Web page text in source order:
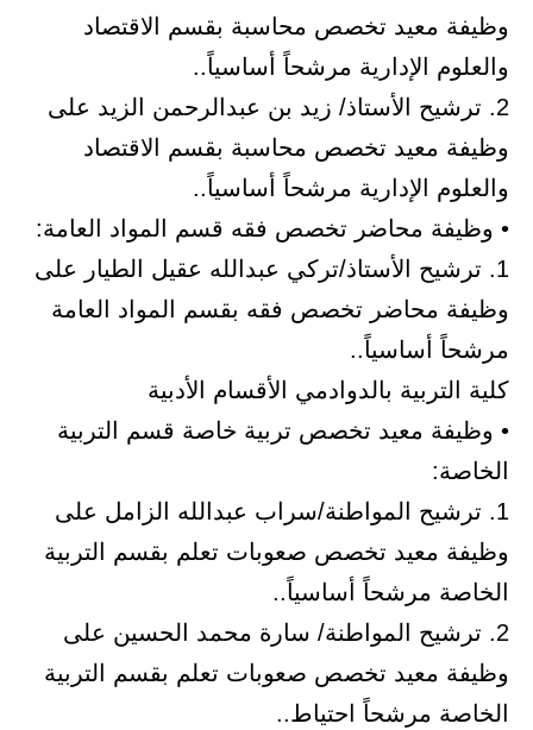
وظيفة معيد تخصص محاسبة بقسم الاقتصاد
والعلوم الإدارية مرشحاً أساسياً..
2. ترشيح الأستاذ/ زيد بن عبدالرحمن الزيد على
وظيفة معيد تخصص محاسبة بقسم الاقتصاد
والعلوم الإدارية مرشحاً أساسياً..
• وظيفة محاضر تخصص فقه قسم المواد العامة:
1. ترشيح الأستاذ/تركي عبدالله عقيل الطيار على
وظيفة محاضر تخصص فقه بقسم المواد العامة
مرشحاً أساسياً..
كلية التربية بالدوادمي الأقسام الأدبية
• وظيفة معيد تخصص تربية خاصة قسم التربية
الخاصة:
1. ترشيح المواطنة/سراب عبدالله الزامل على
وظيفة معيد تخصص صعوبات تعلم بقسم التربية
الخاصة مرشحاً أساسياً..
2. ترشيح المواطنة/ سارة محمد الحسين على
وظيفة معيد تخصص صعوبات تعلم بقسم التربية
الخاصة مرشحاً احتياط..